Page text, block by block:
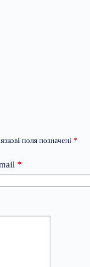
поля позначені *
*